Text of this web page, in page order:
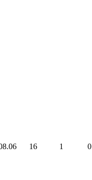
16 1 0